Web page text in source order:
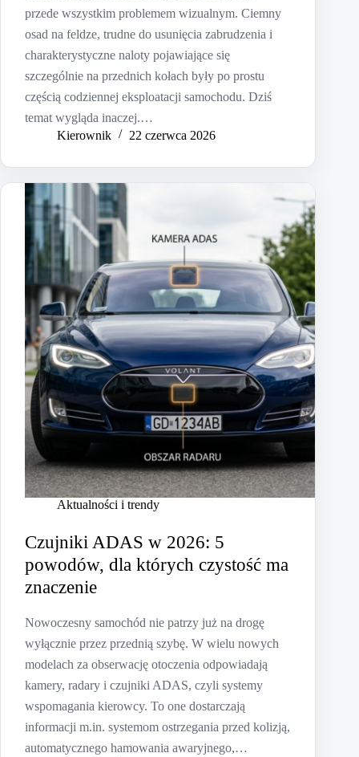
przede wszystkim problemem wizualnym. Ciemny
osad na feldze, trudne do usunięcia zabrudzenia i
charakterystyczne naloty pojawiające się
szczególnie na przednich kołach były po prostu
częścią codziennej eksploatacji samochodu. Dziś
temat wygląda inaczej.…
Kierownik
22 czerwca 2026
Aktualności i trendy
Czujniki ADAS w 2026: 5
powodów, dla których czystość ma
znaczenie
Nowoczesny samochód nie patrzy już na drogę
wyłącznie przez przednią szybę. W wielu nowych
modelach za obserwację otoczenia odpowiadają
kamery, radary i czujniki ADAS, czyli systemy
wspomagania kierowcy. To one dostarczają
informacji m.in. systemom ostrzegania przed kolizją,
automatycznego hamowania awaryjnego,…